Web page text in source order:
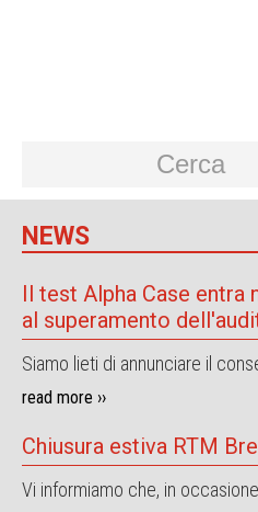
NEWS
Il test Alpha Case entra
al superamento
Siamo lieti di annunciare il
read more ››
Chiusura estiva RTM
Vi informiamo che, in occasione